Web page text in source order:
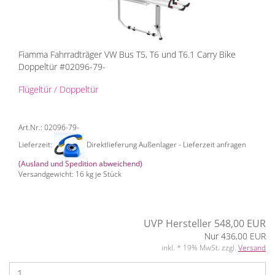
Fiamma Fahrradträger VW Bus T5, T6 und T6.1 Carry Bike
Doppeltür #02096-79-
Flügeltür / Doppeltür
Art.Nr.: 02096-79-
Lieferzeit:
Direktlieferung Außenlager - Lieferzeit anfragen
(Ausland und Spedition abweichend)
Versandgewicht: 16 kg je Stück
UVP Hersteller 548,00 EUR
Nur 436,00 EUR
inkl. * 19% MwSt. zzgl. Versand